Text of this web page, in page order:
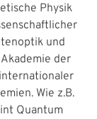
Physik
und
der
Wie z.B.
Quantum